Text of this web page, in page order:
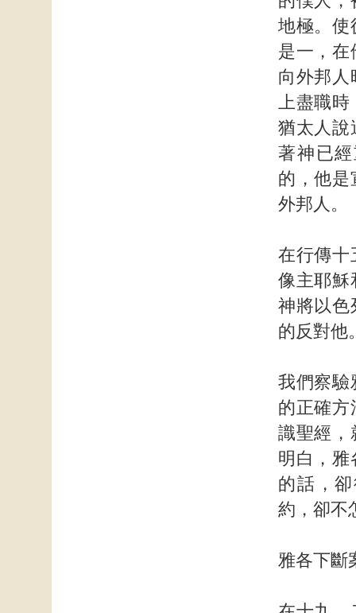
地極。使
是一，在
向外邦人
上盡職時
猶太人說
著神已
的，他是
外邦人。
在行傳十
像主耶穌
神將以色
的反對他
我們察驗
的正確方
識聖經，
明白，雅
的話，
約，卻不
雅各下斷